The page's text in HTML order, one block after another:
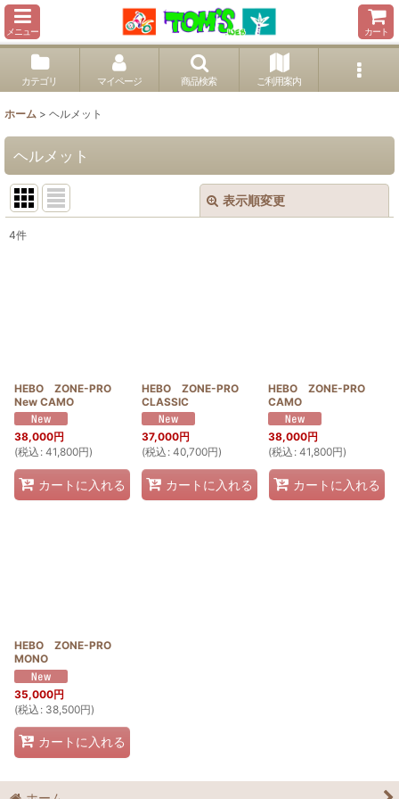
メニュー カート
カテゴリ マイページ 商品検索 ご利用案内
ホーム > ヘルメット
ヘルメット
表示順変更
4件
HEBO ZONE-PRO
New CAMO
38,000円
(税込 : 41,800円)
カートに入れる
HEBO ZONE-PRO
CLASSIC
37,000円
(税込 : 40,700円)
カートに入れる
HEBO ZONE-PRO
CAMO
38,000円
(税込 : 41,800円)
カートに入れる
HEBO ZONE-PRO
MONO
35,000円
(税込 : 38,500円)
カートに入れる